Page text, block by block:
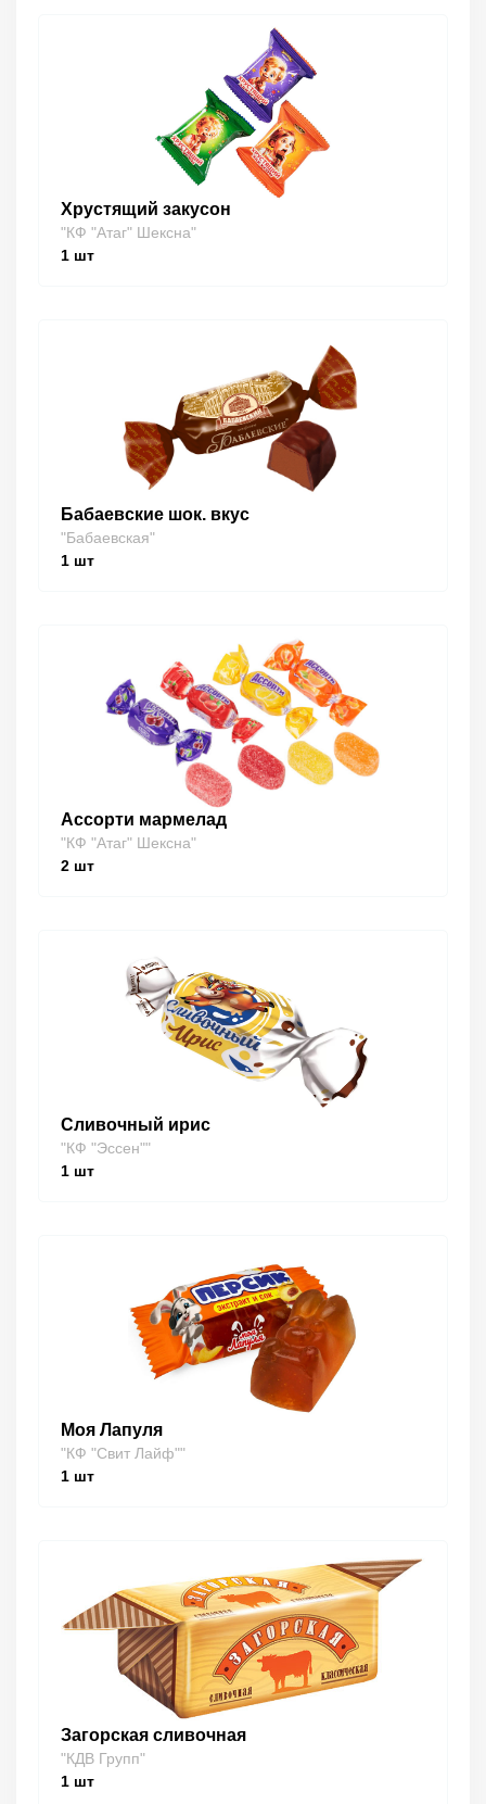
Хрустящий закусон
"КФ "Атаг" Шексна"
1 шт
Бабаевские шок. вкус
"Бабаевская"
1 шт
Ассорти мармелад
"КФ "Атаг" Шексна"
2 шт
Сливочный ирис
"КФ "Эссен""
1 шт
Моя Лапуля
"КФ "Свит Лайф""
1 шт
Загорская сливочная
"КДВ Групп"
1 шт